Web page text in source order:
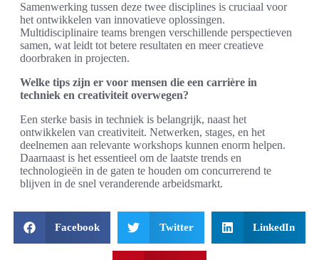
Samenwerking tussen deze twee disciplines is cruciaal voor
het ontwikkelen van innovatieve oplossingen.
Multidisciplinaire teams brengen verschillende perspectieven
samen, wat leidt tot betere resultaten en meer creatieve
doorbraken in projecten.
Welke tips zijn er voor mensen die een carrière in
techniek en creativiteit overwegen?
Een sterke basis in techniek is belangrijk, naast het
ontwikkelen van creativiteit. Netwerken, stages, en het
deelnemen aan relevante workshops kunnen enorm helpen.
Daarnaast is het essentieel om de laatste trends en
technologieën in de gaten te houden om concurrerend te
blijven in de snel veranderende arbeidsmarkt.
Facebook Twitter LinkedIn